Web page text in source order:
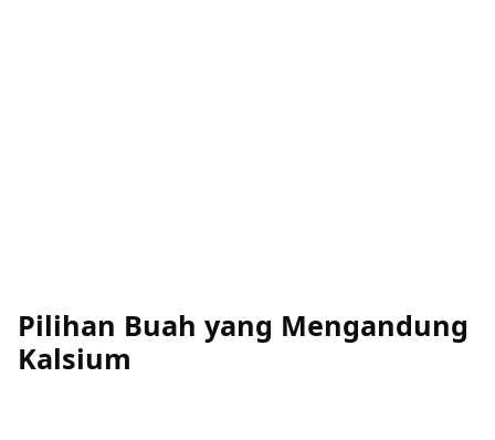
Pilihan Buah yang Mengandung
Kalsium